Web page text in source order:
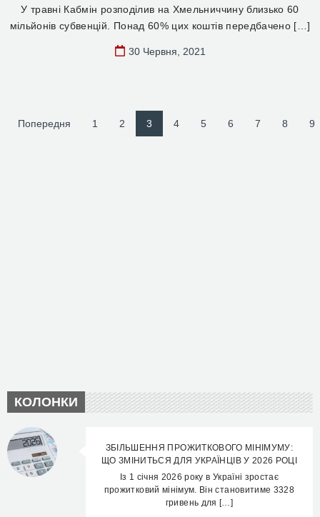
У травні Кабмін розподілив на Хмельниччину близько 60
мільйонів субвенцій. Понад 60% цих коштів передбачено […]
30 Червня, 2021
Попередня 1 2 3 4 5 6 7 8 9
КОЛОНКИ
ЗБІЛЬШЕННЯ ПРОЖИТКОВОГО МІНІМУМУ:
ЩО ЗМІНИТЬСЯ ДЛЯ УКРАЇНЦІВ У 2026 РОЦІ
Із 1 січня 2026 року в Україні зростає
прожитковий мінімум. Він становитиме 3328
гривень для […]